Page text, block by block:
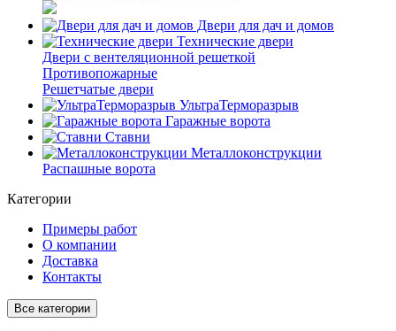
Двери для дач и домов
Технические двери
Двери с вентеляционной решеткой
Противопожарные
Решетчатые двери
УльтраТерморазрыв
Гаражные ворота
Ставни
Металлоконструкции
Распашные ворота
Категории
Примеры работ
О компании
Доставка
Контакты
Все категории